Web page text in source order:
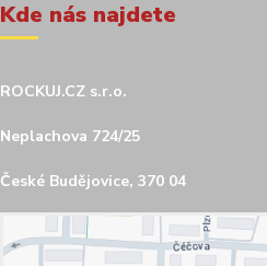
Kde nás najdete
ROCKUJ.CZ s.r.o.
Neplachova 724/25
České Budějovice, 370 04